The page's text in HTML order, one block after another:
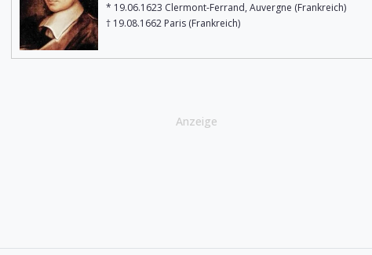
* 19.06.1623 Clermont-Ferrand, Auvergne (Frankreich)
† 19.08.1662 Paris (Frankreich)
Anzeige